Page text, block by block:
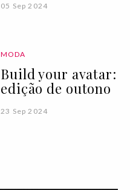
05 Sep 2024
MODA
Build your avatar:
edição de outono
23 Sep 2024